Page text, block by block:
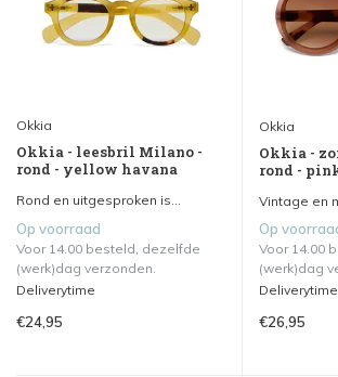
Okkia
Okkia - leesbril Milano -
rond - yellow havana
Rond en uitgesproken is...
Op voorraad
Voor 14.00 besteld, dezelfde
(werk)dag verzonden.
Deliverytime
€24,95
Okkia
Okkia -
rond -
Vintage en
Op
Voor 14.00
(werk)dag
Deliverytime
€26,95